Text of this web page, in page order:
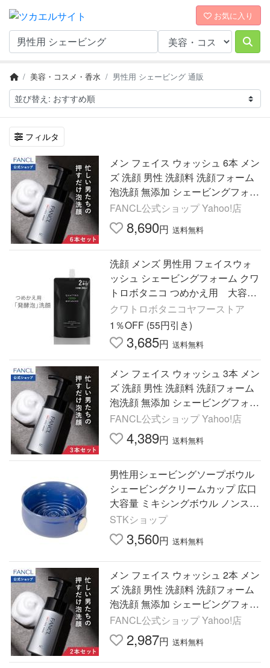
お気に入り
美容・コスメ・香水 男性用 シェービング 通販
フィルタ
メン フェイス ウォッシュ 6本 メン
ズ 洗顔 男性 洗顔料 洗顔フォーム
泡洗顔 無添加 シェービングフォー
ム 男性用 ファンケル FANCL 公式
FANCL公式ショップ Yahoo!店
8,690円 送料無料
洗顔 メンズ 男性用 フェイスウォ
ッシュ シェービングフォーム クワ
トロボタニコ つめかえ用 大容
量 300mL ボトル2本分 爆買
クワトロボタニコヤフーストア
1％OFF (55円引き)
3,685円 送料無料
メン フェイス ウォッシュ 3本 メン
ズ 洗顔 男性 洗顔料 洗顔フォーム
泡洗顔 無添加 シェービングフォー
ム 男性用 ファンケル FANCL 公式
FANCL公式ショップ Yahoo!店
4,389円 送料無料
男性用シェービングソープボウル
シェービングクリームカップ 広口
大容量 ミキシングボウル ノンスリ
ップハンドル 理髪店シェービング
マグ シ
STKショップ
3,560円 送料無料
メン フェイス ウォッシュ 2本 メン
ズ 洗顔 男性 洗顔料 洗顔フォーム
泡洗顔 無添加 シェービングフォー
ム 男性用 ファンケル FANCL 公式
FANCL公式ショップ Yahoo!店
2,987円 送料無料